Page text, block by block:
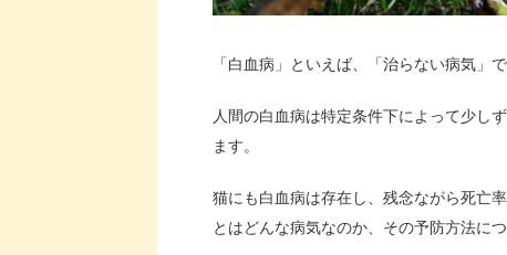
「白血病」といえば、「治らない病気」
人間の白血病は特定条件下によって少し
ます。
猫にも白血病は存在し、残念ながら死亡
とはどんな病気なのか、その予防方法に